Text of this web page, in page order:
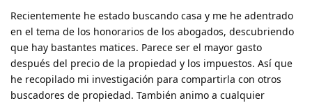
Recientemente he estado buscando casa y me he adentrado
en el tema de los honorarios de los abogados, descubriendo
que hay bastantes matices. Parece ser el mayor gasto
después del precio de la propiedad y los impuestos. Así que
he recopilado mi investigación para compartirla con otros
buscadores de propiedad. También animo a cualquier